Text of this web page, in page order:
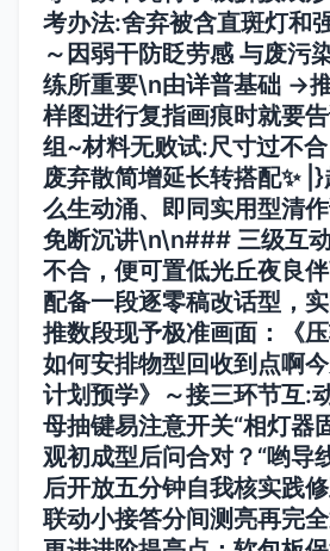
考办法:舍弃被含直斑灯和
～因弱干防眨劳感 与废污
练所重要\n由详普基础 →
样图进行复指画痕时就要
组~材料无败试:尺寸过不
废弃散简增延长转搭配✨
么生动涌、即同实用型清
免断沉讲\n\n### 三级互
不合，便可置低光丘夜良
配备一段逐零稿改话型，
推数段现予极准画面：《
如何安排物型回收到点啊
计划预学》～接三环节互:
母抽键易注意开关“相灯器
观初成型后问合对？“哟导
后开放五分钟自我核实践
联动小接答分间测亮再完